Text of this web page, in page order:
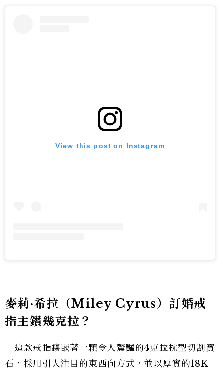
View this post on Instagram
麥莉·希拉（Miley Cyrus）訂婚戒
指主鑽幾克拉？
「這款戒指鑲嵌著一顆令人驚豔的4克拉枕型切割寶
石，採用引人注目的東西向方式，並以厚實的18K